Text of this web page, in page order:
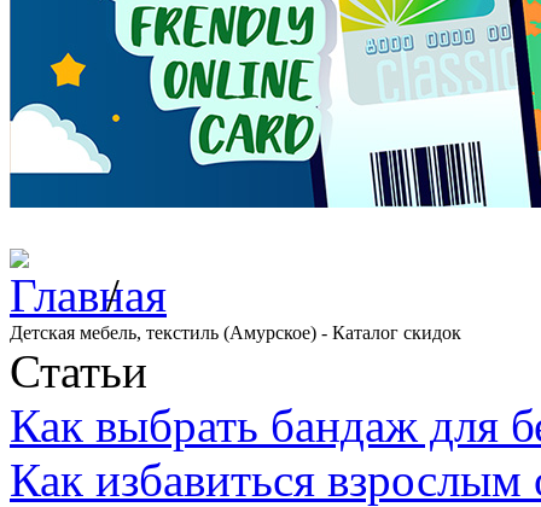
/
Детская мебель, текстиль (Амурское) - Каталог скидок
Статьи
Как выбрать бандаж для
Как избавиться